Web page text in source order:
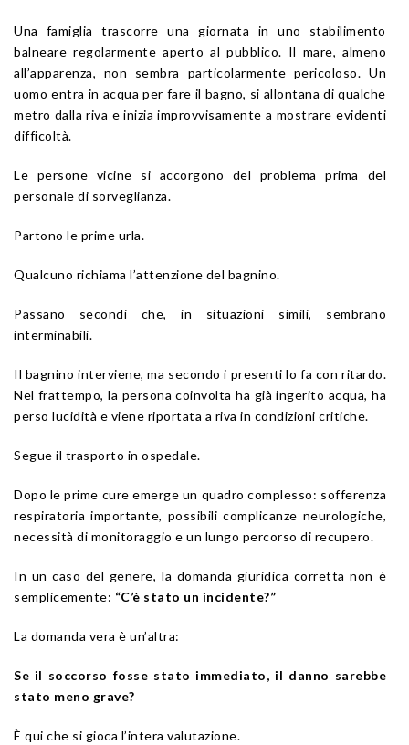
Una famiglia trascorre una giornata in uno stabilimento
balneare regolarmente aperto al pubblico. Il mare, almeno
all’apparenza, non sembra particolarmente pericoloso. Un
uomo entra in acqua per fare il bagno, si allontana di qualche
metro dalla riva e inizia improvvisamente a mostrare evidenti
difficoltà.
Le persone vicine si accorgono del problema prima del
personale di sorveglianza.
Partono le prime urla.
Qualcuno richiama l’attenzione del bagnino.
Passano secondi che, in situazioni simili, sembrano
interminabili.
Il bagnino interviene, ma secondo i presenti lo fa con ritardo.
Nel frattempo, la persona coinvolta ha già ingerito acqua, ha
perso lucidità e viene riportata a riva in condizioni critiche.
Segue il trasporto in ospedale.
Dopo le prime cure emerge un quadro complesso: sofferenza
respiratoria importante, possibili complicanze neurologiche,
necessità di monitoraggio e un lungo percorso di recupero.
In un caso del genere, la domanda giuridica corretta non è
semplicemente: “C’è stato un incidente?”
La domanda vera è un’altra:
Se il soccorso fosse stato immediato, il danno sarebbe
stato meno grave?
È qui che si gioca l’intera valutazione.